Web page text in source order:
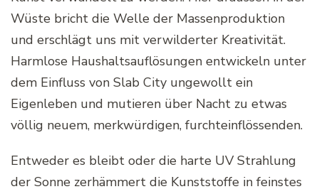
Wüste bricht die Welle der Massenproduktion
und erschlägt uns mit verwilderter Kreativität.
Harmlose Haushaltsauflösungen entwickeln unter
dem Einfluss von Slab City ungewollt ein
Eigenleben und mutieren über Nacht zu etwas
völlig neuem, merkwürdigen, furchteinflössenden.
Entweder es bleibt oder die harte UV Strahlung
der Sonne zerhämmert die Kunststoffe in feinstes